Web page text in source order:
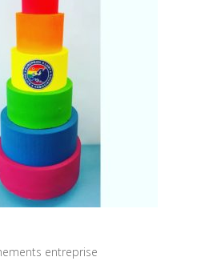
entreprise